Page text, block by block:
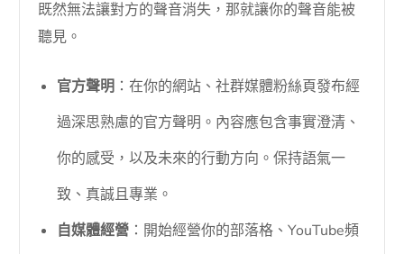
既然無法讓對方的聲音消失，那就讓你的聲音能被
聽見。
官方聲明 ：在你的網站、社群媒體粉絲頁發布經
過深思熟慮的官方聲明。內容應包含事實澄清、
你的感受，以及未來的行動方向。保持語氣一
致、真誠且專業。
自媒體經營 ：開始經營你的部落格、YouTube頻